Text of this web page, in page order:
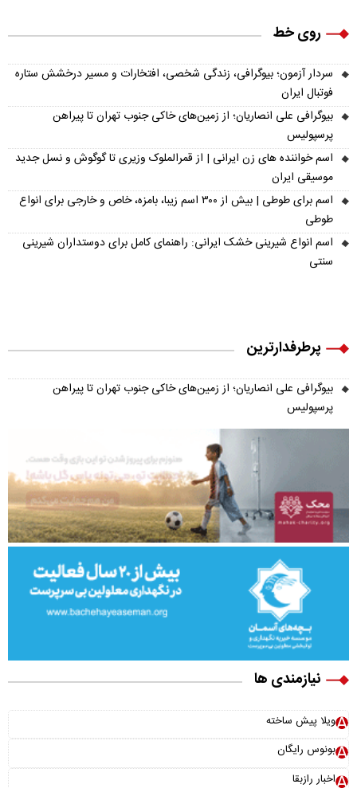
روی خط
سردار آزمون؛ بیوگرافی، زندگی شخصی، افتخارات و مسیر درخشش ستاره
فوتبال ایران
بیوگرافی علی انصاریان؛ از زمین‌های خاکی جنوب تهران تا پیراهن
پرسپولیس
اسم خواننده های زن ایرانی | از قمرالملوک وزیری تا گوگوش و نسل جدید
موسیقی ایران
اسم برای طوطی | بیش از ۳۰۰ اسم زیبا، بامزه، خاص و خارجی برای انواع
طوطی
اسم انواع شیرینی خشک ایرانی: راهنمای کامل برای دوستداران شیرینی
سنتی
پرطرفدارترین
بیوگرافی علی انصاریان؛ از زمین‌های خاکی جنوب تهران تا پیراهن
پرسپولیس
نیازمندی ها
ویلا پیش ساخته
بونوس رایگان
اخبار رازبقا